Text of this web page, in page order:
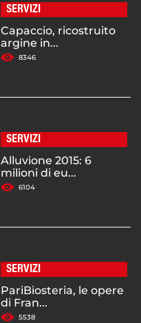
SERVIZI
Capaccio, ricostruito
argine in...
8346
SERVIZI
Alluvione 2015: 6
milioni di eu...
6104
SERVIZI
PariBiosteria, le opere
di Fran...
5538